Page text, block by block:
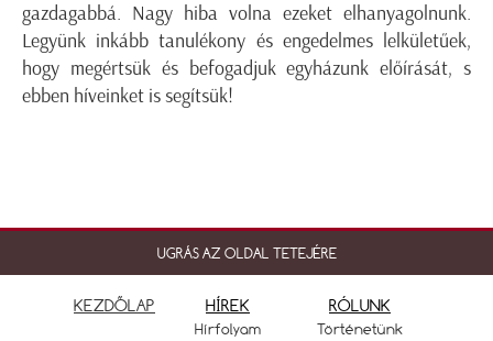
gazdagabbá. Nagy hiba volna ezeket elhanyagolnunk.
Legyünk inkább tanulékony és engedelmes lelkületűek,
hogy megértsük és befogadjuk egyházunk előírását, s
ebben híveinket is segítsük!
UGRÁS AZ OLDAL TETEJÉRE
KEZDŐLAP HÍREK
Hírfolyam
RÓLUNK
Történetünk